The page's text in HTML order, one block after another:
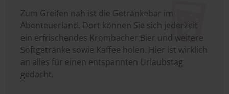
Zum Greifen nah ist die Getränkebar im
Abenteuerland. Dort können Sie sich jederzeit
ein erfrischendes Krombacher Bier und weitere
Softgetränke sowie Kaffee holen. Hier ist wirklich
an alles für einen entspannten Urlaubstag
gedacht.